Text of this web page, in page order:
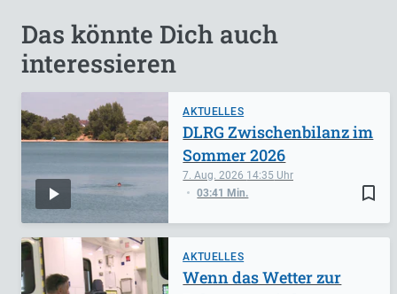
Das könnte Dich auch
interessieren
AKTUELLES
bookmark_border
7. Aug. 2026 14:35
03:41 Min.
DLRG Zwischenbilanz im
Sommer 2026
AKTUELLES
Wenn das Wetter zur